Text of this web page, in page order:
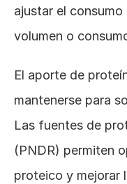
ajustar el
volumen o
El aporte de
mantenerse para
Las fuentes de
(PNDR) permiten
proteico y mejorar